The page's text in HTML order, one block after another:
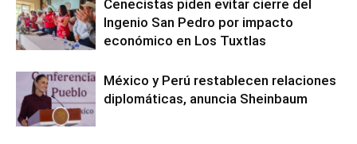
Cenecistas piden evitar cierre del
Ingenio San Pedro por impacto
económico en Los Tuxtlas
México y Perú restablecen relaciones
diplomáticas, anuncia Sheinbaum